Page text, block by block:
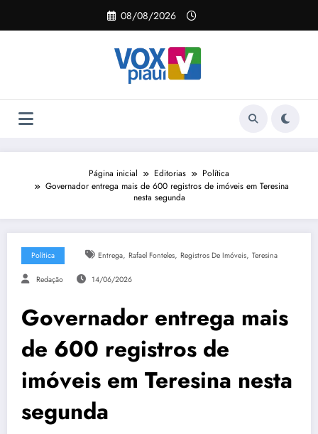
o
08/08/2026
Página inicial Editorias
Política
Governador entrega mais de 600 registros de imóveis em Teresina
nesta segunda
Política Entrega, Rafael Fonteles, Registros De Imóveis, Teresina
Redação 14/06/2026
Governador entrega mais
de 600 registros de
imóveis em Teresina nesta
segunda